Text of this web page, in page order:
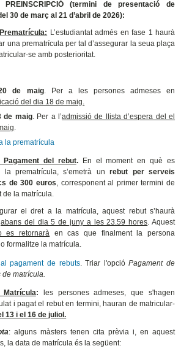
(termini de presentació de
30 de març al 21 d’abril de 2026):
L’estudiantat admés en fase 1 haurà
una prematrícula per tal d’assegurar la seua plaça
se amb posterioritat.
de maig. Per a les persones admeses en
del dia 18 de maig.
de maig. Per a l’admissió de llista d’espera del el
.
la prematrícula
Pagament del rebut.En el moment en què es
la prematrícula,s’emetrà un rebut per serveis
de 300 euros, corresponent al primer termini de
de la matrícula.
el dret a la matrícula, aquest rebut s’haurà
abans del dia 5 de juny a les 23.59 hores. Aquest
es retornarà en cas que finalment la persona
formalitze la matrícula.
pagament de rebuts. Triar l'opcióPagament de
de matrícula.
:
les persones admeses, que s'hagen
i pagat el rebut en termini, hauran de matricular-
13 i el 16 de juliol.
: alguns màsters tenen cita prèvia i, en aquest
la data de matrícula és la següent: